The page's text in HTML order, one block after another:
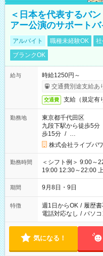
＜日本を代表するバ
アー公演のサポート
アルバイト 職種未経験OK
ブランクOK
給与
時給1250円～
交通費別途支給あ
交通費 支給（規定有
勤務地
東京都千代田区
九段下駅から徒歩5分
歩15分 / …
株式会社ライブパ
勤務時間
＜シフト例＞ 9:00～
19:00 12:30～22:00 上記の時間から好きな時間を選べます！ ※
時間は変更となる可
期間 9月8日・9日
特徴 週1日からOK / 履歴
電話対応なし / パソ
気になる！